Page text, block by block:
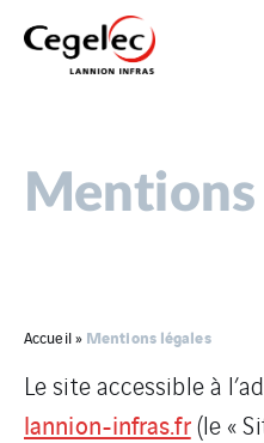
Mentions
Accueil» Mentions légales
Le site accessible à
lannion-infras.fr(le «